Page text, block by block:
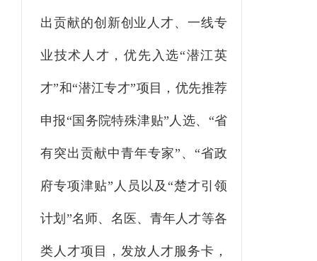
出贡献的创新创业人才、一线专
业技术人才，优先入选“潜江英
才”和“潜江专才”项目，优先推荐
申报“国务院特殊津贴” 人选、 “省
有突出贡献中青年专家” 、 “省政
府专项津贴” 人员以及 “楚才引领
计划 ”名师、名医、青年人才等各
类人才项目，发放人才服务卡 ，